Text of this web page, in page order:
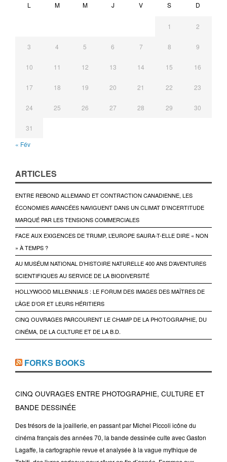
L M M J V S D
1 2
3 4 5 6 7 8 9
10 11 12 13 14 15 16
17 18 19 20 21 22 23
24 25 26 27 28 29 30
31
« Fév
ARTICLES
ENTRE REBOND ALLEMAND ET CONTRACTION CANADIENNE, LES
ÉCONOMIES AVANCÉES NAVIGUENT DANS UN CLIMAT D’INCERTITUDE
MARQUÉ PAR LES TENSIONS COMMERCIALES
FACE AUX EXIGENCES DE TRUMP, L’EUROPE SAURA-T-ELLE DIRE « NON
» À TEMPS ?
AU MUSÉUM NATIONAL D’HISTOIRE NATURELLE 400 ANS D’AVENTURES
SCIENTIFIQUES AU SERVICE DE LA BIODIVERSITÉ
HOLLYWOOD MILLENNIALS : LE FORUM DES IMAGES DES MAÎTRES DE
L’ÂGE D’OR ET LEURS HÉRITIERS
CINQ OUVRAGES PARCOURENT LE CHAMP DE LA PHOTOGRAPHIE, DU
CINÉMA, DE LA CULTURE ET DE LA B.D.
FORKS BOOKS
CINQ OUVRAGES ENTRE PHOTOGRAPHIE, CULTURE ET
BANDE DESSINÉE
Des trésors de la joaillerie, en passant par Michel Piccoli icône du
cinéma français des années 70, la bande dessinée culte avec Gaston
Lagaffe, la cartographie revue et analysée à la vague mythique de